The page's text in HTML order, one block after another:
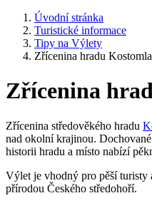
Úvodní stránka
Turistické informace
Tipy na Výlety
Zřícenina hradu
Zřícenina
Zřícenina středověkého hradu
nad okolní krajinou.
historii hradu a místo nabízí
Výlet je vhodný pro pěší turisty
přírodou Českého středohoří.